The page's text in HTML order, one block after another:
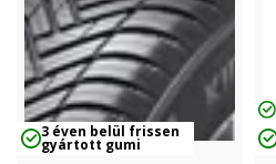
3 éven belül frissen
gyártott gumi